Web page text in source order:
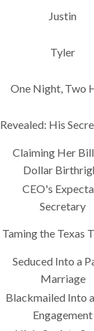
Justin
Tyler
One Night, Two
Revealed: His
Claiming Her
Dollar
CEO's
Secretary
Taming the Texas
Seduced Into a
Marriage
Blackmailed Into
Engagement